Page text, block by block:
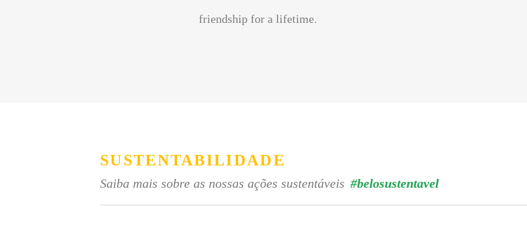
friendship for a lifetime.
SUSTENTABILIDADE
Saiba mais sobre as nossas ações sustentáveis #belosustentavel